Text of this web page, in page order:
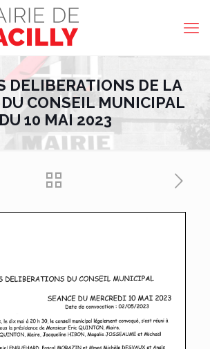
DELIBERATIONS DE LA
CONSEIL MUNICIPAL
10 MAI 2023